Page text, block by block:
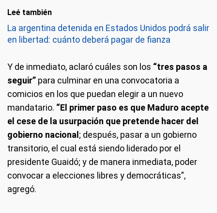
Leé también
La argentina detenida en Estados Unidos podrá salir
en libertad: cuánto deberá pagar de fianza
Y de inmediato, aclaró cuáles son los “tres pasos a
seguir” para culminar en una convocatoria a
comicios en los que puedan elegir a un nuevo
mandatario. “El primer paso es que Maduro acepte
el cese de la usurpación que pretende hacer del
gobierno nacional ; después, pasar a un gobierno
transitorio, el cual está siendo liderado por el
presidente Guaidó; y de manera inmediata, poder
convocar a elecciones libres y democráticas”,
agregó.